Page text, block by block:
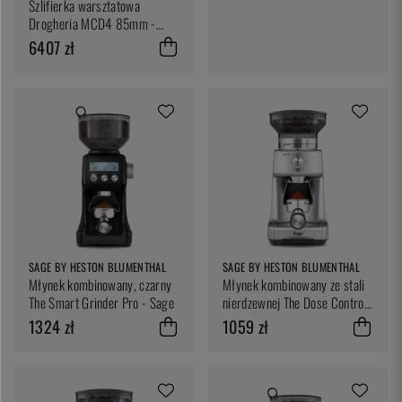
Szlifierka warsztatowa
Drogheria MCD4 85mm -
Eureka
6407 zł
SAGE BY HESTON BLUMENTHAL
Młynek kombinowany, czarny
The Smart Grinder Pro - Sage
1324 zł
SAGE BY HESTON BLUMENTHAL
Młynek kombinowany ze stali
nierdzewnej The Dose Control
Pro - Sage
1059 zł